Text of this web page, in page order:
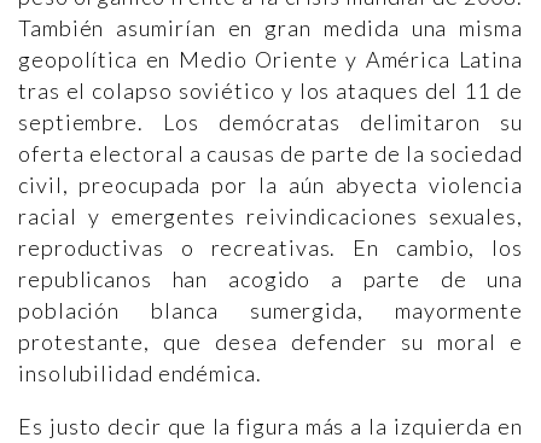
También asumirían en gran medida una misma
geopolítica en Medio Oriente y América Latina
tras el colapso soviético y los ataques del 11 de
septiembre. Los demócratas delimitaron su
oferta electoral a causas de parte de la sociedad
civil, preocupada por la aún abyecta violencia
racial y emergentes reivindicaciones sexuales,
reproductivas o recreativas. En cambio, los
republicanos han acogido a parte de una
población blanca sumergida, mayormente
protestante, que desea defender su moral e
insolubilidad endémica.
Es justo decir que la figura más a la izquierda en